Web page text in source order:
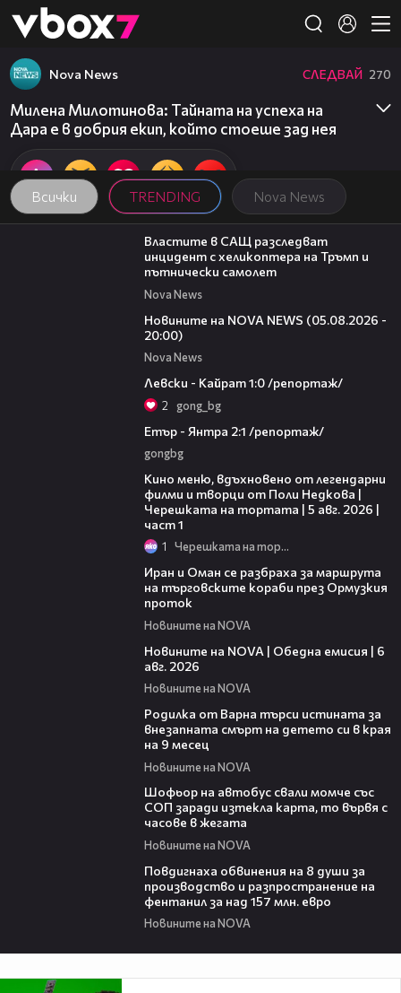
👾
Всички TRENDING Nova News
Nova News СЛЕДВАЙ 270
Милена Милотинова: Тайната на успеха на
Дара е в добрия екип, който стоеше зад нея
00:39
Властите в САЩ разследват
инцидент с хеликоптера на Тръмп и
пътнически самолет
Nova News
Новините на NOVA NEWS (05.08.2026 -
20:00)
Nova News
Левски - Кайрат 1:0 /репортаж/
2 gong_bg
Етър - Янтра 2:1 /репортаж/
gongbg
Кино меню, вдъхновено от легендарни
филми и творци от Поли Недкова |
Черешката на тортата | 5 авг. 2026 |
част 1
1 Черешката на тортата
Иран и Оман се разбраха за маршрута
на търговските кораби през Ормузкия
проток
Новините на NOVA
Новините на NOVA | Обедна емисия | 6
авг. 2026
Новините на NOVA
Родилка от Варна търси истината за
внезапната смърт на детето си в края
на 9 месец
Новините на NOVA
Шофьор на автобус свали момче със
СОП заради изтекла карта, то вървя с
часове в жегата
Новините на NOVA
Повдигнаха обвинения на 8 души за
производство и разпространение на
фентанил за над 157 млн. евро
Новините на NOVA